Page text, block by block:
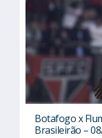
Botafogo x
Brasileirão –